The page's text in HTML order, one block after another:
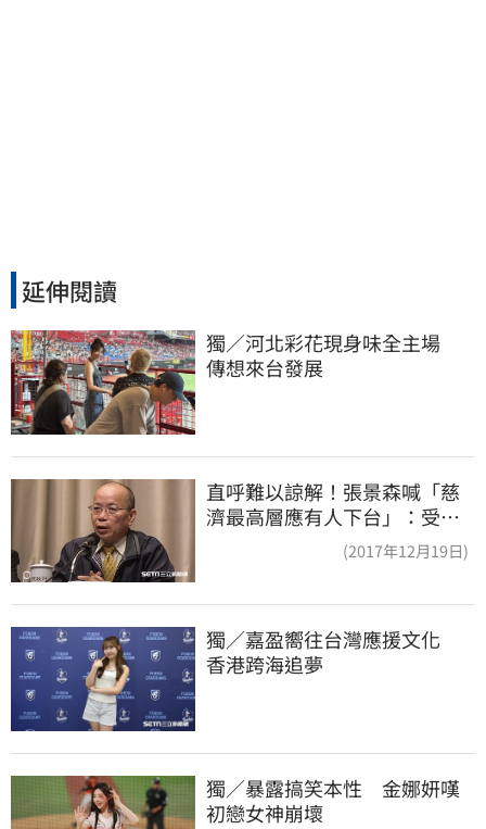
延伸閱讀
獨／河北彩花現身味全主場
傳想來台發展
直呼難以諒解！張景森喊「慈
濟最高層應有人下台」：受害
(2017年12月19日)
獨／嘉盈嚮往台灣應援文化
香港跨海追夢
獨／暴露搞笑本性　金娜妍嘆
初戀女神崩壞